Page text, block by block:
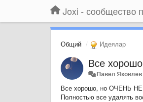
Общий Идеялар
Все
Павел Яковлев
Все хорошо, но ОЧЕНЬ НЕ
Полностью все удалять